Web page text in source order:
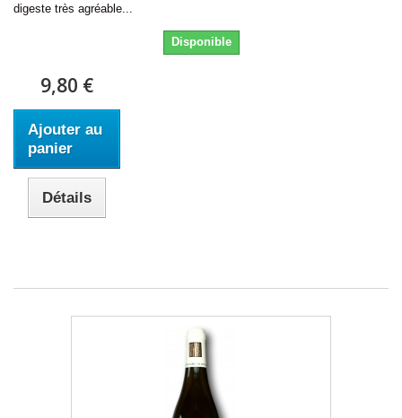
digeste très agréable...
Disponible
9,80 €
Ajouter au
panier
Détails